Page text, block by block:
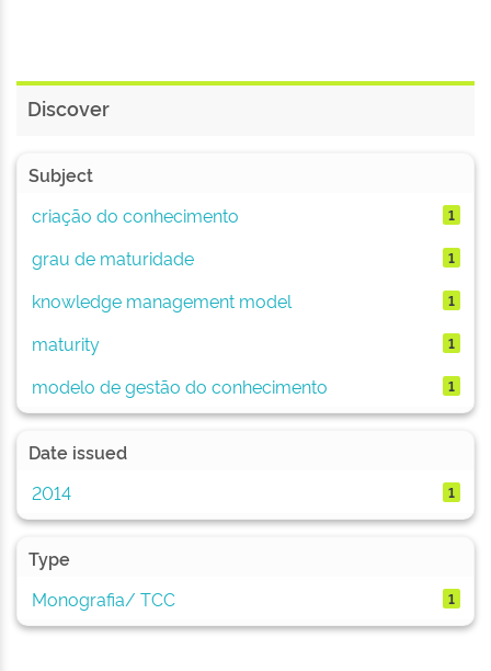
Discover
Subject
criação do conhecimento
1
grau de maturidade 1
knowledge management model 1
maturity 1
modelo de gestão do conhecimento 1
Date issued
2014
1
Type
Monografia/ TCC
1